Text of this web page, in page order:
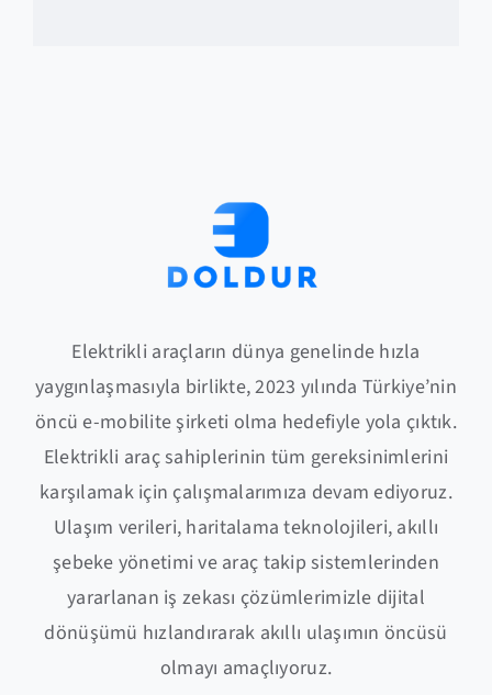
Elektrikli araçların dünya genelinde hızla
yaygınlaşmasıyla birlikte, 2023 yılında Türkiye’nin
öncü e-mobilite şirketi olma hedefiyle yola çıktık.
Elektrikli araç sahiplerinin tüm gereksinimlerini
karşılamak için çalışmalarımıza devam ediyoruz.
Ulaşım verileri, haritalama teknolojileri, akıllı
şebeke yönetimi ve araç takip sistemlerinden
yararlanan iş zekası çözümlerimizle dijital
dönüşümü hızlandırarak akıllı ulaşımın öncüsü
olmayı amaçlıyoruz.